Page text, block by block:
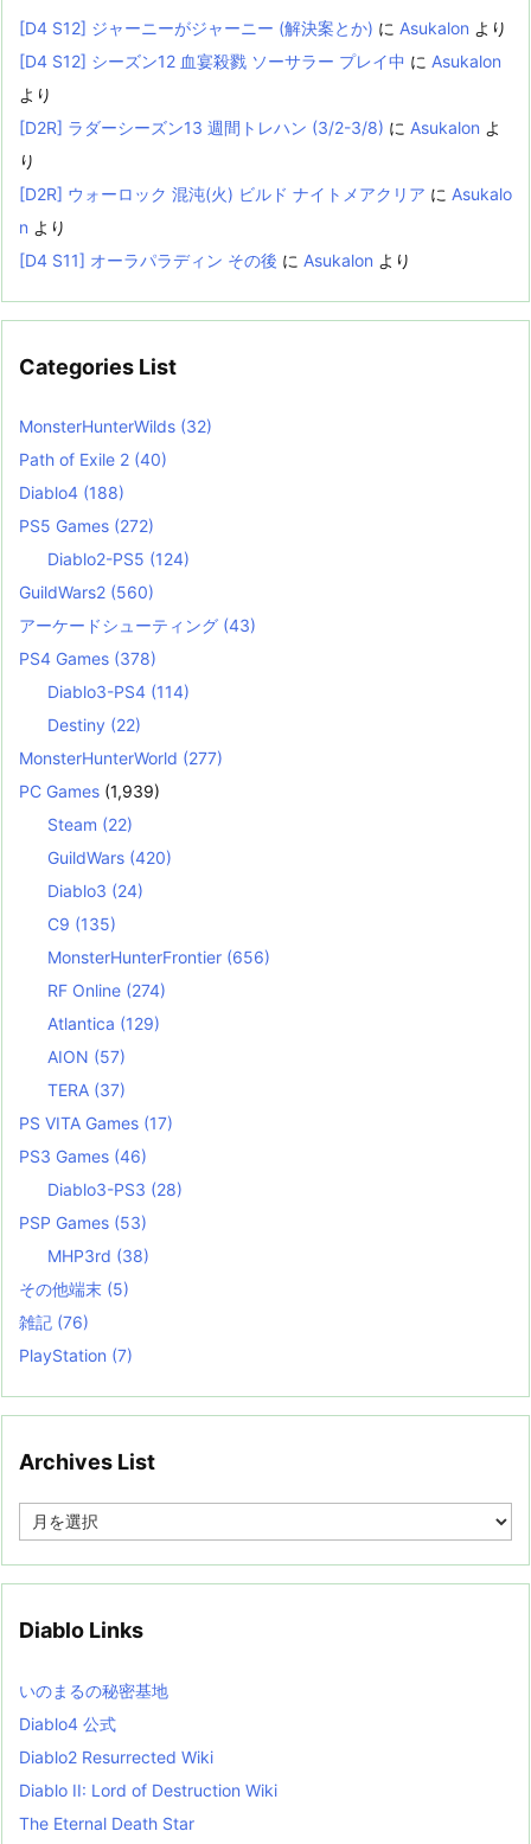
[D4 S12] ジャーニーがジャーニー (解決案とか) に Asukalon より
[D4 S12] シーズン12 血宴殺戮 ソーサラー プレイ中 に Asukalon
より
[D2R] ラダーシーズン13 週間トレハン (3/2-3/8) に Asukalon よ
り
[D2R] ウォーロック 混沌(火) ビルド ナイトメアクリア に Asukalo
n より
[D4 S11] オーラパラディン その後 に Asukalon より
Categories List
MonsterHunterWilds (32)
Path of Exile 2 (40)
Diablo4 (188)
PS5 Games (272)
Diablo2-PS5 (124)
GuildWars2 (560)
アーケードシューティング (43)
PS4 Games (378)
Diablo3-PS4 (114)
Destiny (22)
MonsterHunterWorld (277)
PC Games (1,939)
Steam (22)
GuildWars (420)
Diablo3 (24)
C9 (135)
MonsterHunterFrontier (656)
RF Online (274)
Atlantica (129)
AION (57)
TERA (37)
PS VITA Games (17)
PS3 Games (46)
Diablo3-PS3 (28)
PSP Games (53)
MHP3rd (38)
その他端末 (5)
雑記 (76)
PlayStation (7)
Archives List
e
i
s
t
Diablo Links
いのまるの秘密基地
Diablo4 公式
Diablo2 Resurrected Wiki
Diablo II: Lord of Destruction Wiki
The Eternal Death Star